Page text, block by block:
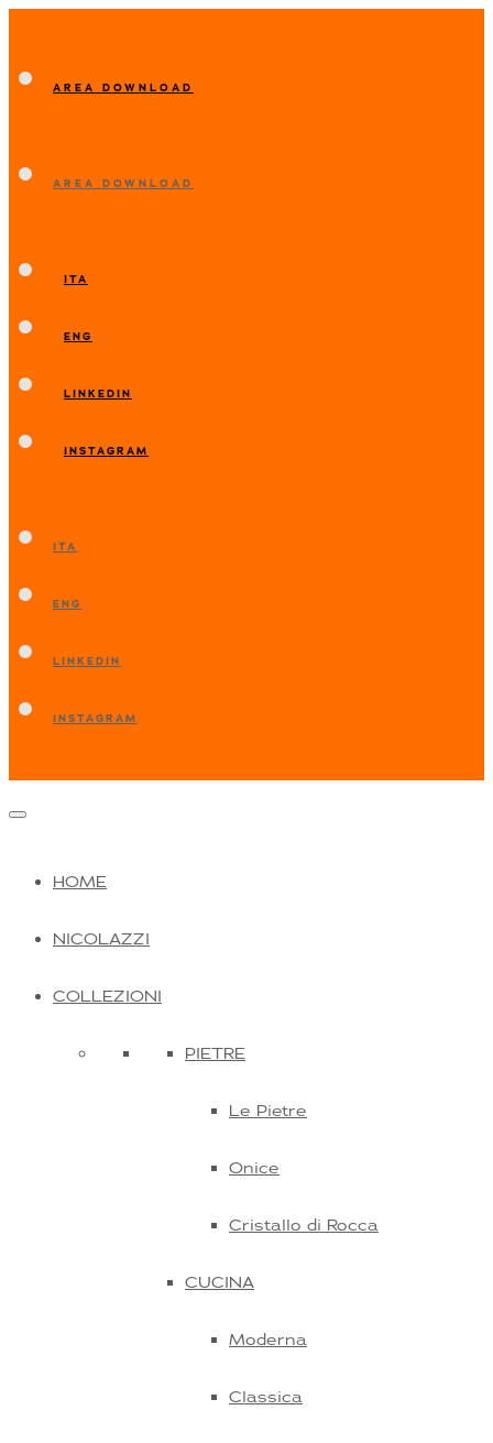
AREA DOWNLOAD
AREA DOWNLOAD
ITA
ENG
LINKEDIN
INSTAGRAM
ITA
ENG
LINKEDIN
INSTAGRAM
HOME
NICOLAZZI
COLLEZIONI
PIETRE
Le Pietre
Onice
Cristallo di Rocca
CUCINA
Moderna
Classica